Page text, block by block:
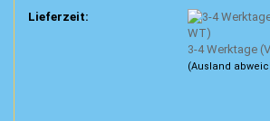
Lieferzeit:
3-4 Werktage
(Ausland